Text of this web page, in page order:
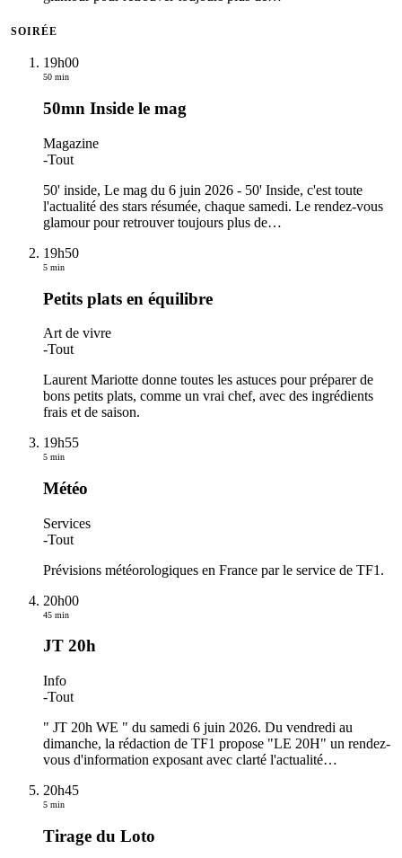
SOIRÉE
19h00
50 min
50mn Inside le mag
Magazine
-Tout
50' inside, Le mag du 6 juin 2026 - 50' Inside, c'est toute
l'actualité des stars résumée, chaque samedi. Le rendez-vous
glamour pour retrouver toujours plus de…
19h50
5 min
Petits plats en équilibre
Art de vivre
-Tout
Laurent Mariotte donne toutes les astuces pour préparer de
bons petits plats, comme un vrai chef, avec des ingrédients
frais et de saison.
19h55
5 min
Météo
Services
-Tout
Prévisions météorologiques en France par le service de TF1.
20h00
45 min
JT 20h
Info
-Tout
" JT 20h WE " du samedi 6 juin 2026. Du vendredi au
dimanche, la rédaction de TF1 propose "LE 20H" un rendez-
vous d'information exposant avec clarté l'actualité…
20h45
5 min
Tirage du Loto